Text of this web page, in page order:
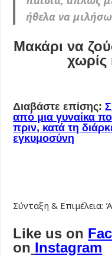
ήθελα να μιλήσω
Μακάρι να
χωρίς
Διαβάστε επίσης:
από μια γυναίκα
πριν, κατά τη
εγκυμοσύνη
Σύνταξη & Επιμέλεια:
Like us on
on Instagram